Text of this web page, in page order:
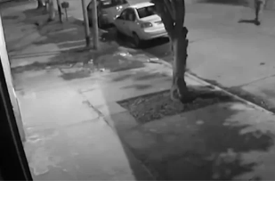
La discusión se mantiene vigente,
varios días desde la difusión del video.
considerar una tercera perspectiva en
necesidad de mayor concientización y
el trastorno del espectro autista (TEA)
conductores de transporte público.
La víctima, identificada como Daniel,
seria, aunque afortunadamente, la bala
órganos vitales. El episodio ocurrió en la
las calles Ucrania y Pedernera y se
cuestión de segundos, con todo
cámaras de seguridad.